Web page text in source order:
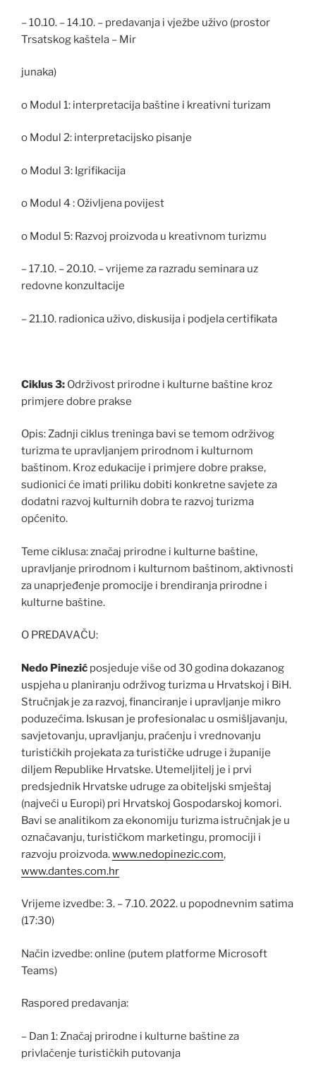
– 10.10. – 14.10. – predavanja i vježbe uživo (prostor
Trsatskog kaštela – Mir
junaka)
o Modul 1: interpretacija baštine i kreativni turizam
o Modul 2: interpretacijsko pisanje
o Modul 3: Igrifikacija
o Modul 4 : Oživljena povijest
o Modul 5: Razvoj proizvoda u kreativnom turizmu
– 17.10. – 20.10. – vrijeme za razradu seminara uz
redovne konzultacije
– 21.10. radionica uživo, diskusija i podjela certifikata
Ciklus 3: Održivost prirodne i kulturne baštine kroz
primjere dobre prakse
Opis: Zadnji ciklus treninga bavi se temom održivog
turizma te upravljanjem prirodnom i kulturnom
baštinom. Kroz edukacije i primjere dobre prakse,
sudionici će imati priliku dobiti konkretne savjete za
dodatni razvoj kulturnih dobra te razvoj turizma
općenito.
Teme ciklusa: značaj prirodne i kulturne baštine,
upravljanje prirodnom i kulturnom baštinom, aktivnosti
za unaprjeđenje promocije i brendiranja prirodne i
kulturne baštine.
O PREDAVAČU:
Nedo Pinezić posjeduje više od 30 godina dokazanog
uspjeha u planiranju održivog turizma u Hrvatskoj i BiH.
Stručnjak je za razvoj, financiranje i upravljanje mikro
poduzećima. Iskusan je profesionalac u osmišljavanju,
savjetovanju, upravljanju, praćenju i vrednovanju
turističkih projekata za turističke udruge i županije
diljem Republike Hrvatske. Utemeljitelj je i prvi
predsjednik Hrvatske udruge za obiteljski smještaj
(najveći u Europi) pri Hrvatskoj Gospodarskoj komori.
Bavi se analitikom za ekonomiju turizma istručnjak je u
označavanju, turističkom marketingu, promociji i
razvoju proizvoda.www.nedopinezic.com,
www.dantes.com.hr
Vrijeme izvedbe: 3. – 7.10. 2022. u popodnevnim satima
(17:30)
Način izvedbe: online (putem platforme Microsoft
Teams)
Raspored predavanja:
– Dan 1: Značaj prirodne i kulturne baštine za
privlačenje turističkih putovanja